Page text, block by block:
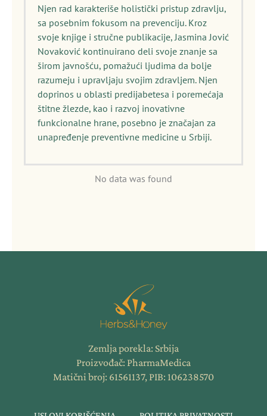
Njen rad karakteriše holistički pristup zdravlju,
sa posebnim fokusom na prevenciju. Kroz
svoje knjige i stručne publikacije, Jasmina Jović
Novaković kontinuirano deli svoje znanje sa
širom javnošću, pomažući ljudima da bolje
razumeju i upravljaju svojim zdravljem. Njen
doprinos u oblasti predijabetesa i poremećaja
štitne žlezde, kao i razvoj inovativne
funkcionalne hrane, posebno je značajan za
unapređenje preventivne medicine u Srbiji.
No data was found
Zemlja porekla: Srbija
Proizvođač: PharmaMedica
Matični broj: 61561137, PIB: 106238570